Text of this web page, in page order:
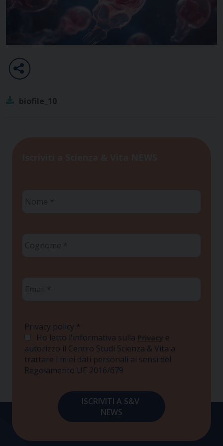
biofile_10
Privacy policy *
Ho letto l'informativa sulla Privacy e
autorizzo il Centro Studi Scienza & Vita a
trattare i miei dati personali ai sensi del
Regolamento UE 2016/679